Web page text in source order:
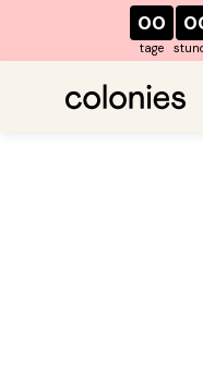
00
tage